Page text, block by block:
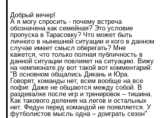
Добрый вечер!
А я могу спросить - почему встреча
обозначена как семейная? Это условие
пропуска в Тарасовку? Что может быть
личного в нынешней ситуации и кого в данном
случае имеет смысл оберегать? Мне
кажется, что только полная публичность в
данной ситуации повлияет на ситуацию. Вижу
на чемпионате.ру вот такой вот комментарий:
"В основном общались Дикань и Юра.
Говорят, команды нет, всем вообще на все
пофиг. Даже не общаются между собой. В
раздевалке после игр и тренировок – тишина.
Как такового деления на легов и остальных
нет. Федун перед командой не появляется. У
футболистов мысль одна – доиграть сезон"